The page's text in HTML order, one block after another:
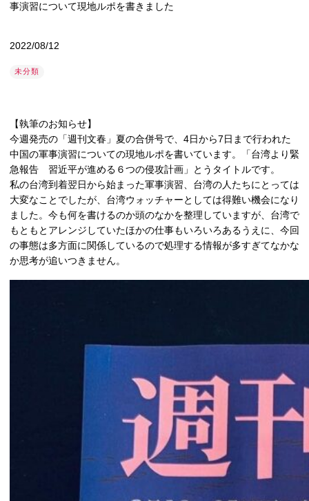
事演習について現地ルポを書きました
2022/08/12
未分類
【執筆のお知らせ】
今週発売の「週刊文春」夏の合併号で、4日から7日まで行われた
中国の軍事演習についての現地ルポを書いています。「台湾より緊
急報告 習近平が進める６つの侵攻計画」とうタイトルです。
私の台湾到着翌日から始まった軍事演習、台湾の人たちにとっては
大変なことでしたが、台湾ウォッチャーとしては得難い機会になり
ました。今も何を書けるのか頭のなかを整理していますが、台湾で
もともとアレンジしていたほかの仕事もいろいろあるうえに、今回
の事態は多方面に関係しているので処理する情報が多すぎてなかな
か思考が追いつきません。